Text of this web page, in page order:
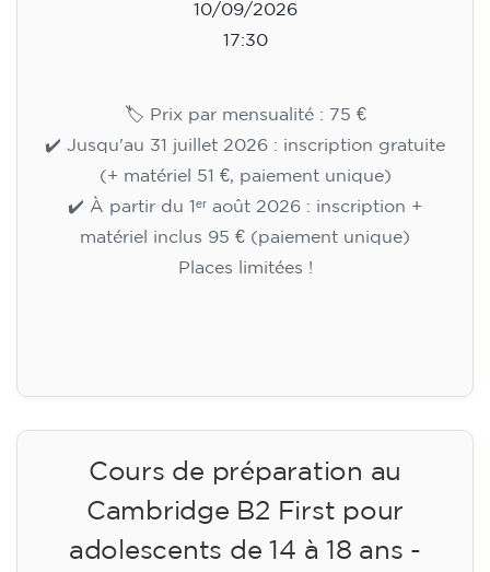
10/09/2026
17:30
🏷️ Prix par mensualité : 75 €
✔️ Jusqu'au 31 juillet 2026 : inscription gratuite
(+ matériel 51 €, paiement unique)
✔️ À partir du 1ᵉʳ août 2026 : inscription +
matériel inclus 95 € (paiement unique)
Places limitées !
Cours de préparation au
Cambridge B2 First pour
adolescents de 14 à 18 ans -